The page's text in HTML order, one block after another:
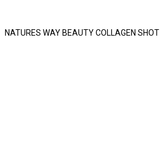
NATURES WAY BEAUTY COLLAGEN SHOT